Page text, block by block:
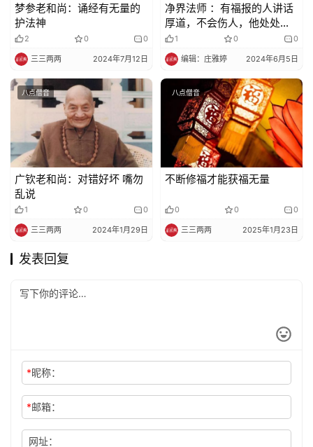
梦参老和尚：诵经有无量的
护法神
2 0 0
三三两两 2024年7月12日
净界法师 ：有福报的人讲话
厚道，不会伤人，他处处为
别人着想
1 0 0
编辑：庄雅婷 2024年6月5日
八点僧音
广钦老和尚：对错好坏 嘴勿
乱说
1 0 0
三三两两 2024年1月29日
八点僧音
不断修福才能获福无量
0 0 0
三三两两 2025年1月23日
发表回复
*昵称：
*邮箱：
网址：